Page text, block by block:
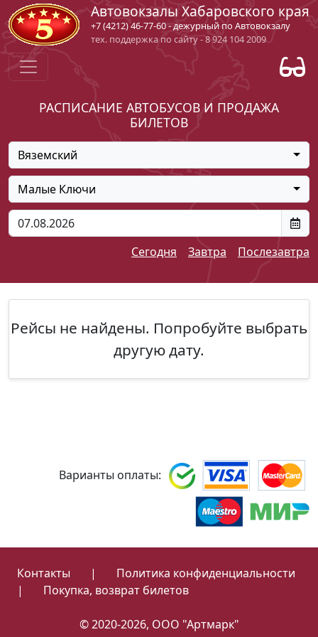
Автовокзалы Хабаровского края
+7 (4212) 46-77-60 - дежурный по Автовокзалу
тех. поддержка по сайту - 8 924 104 2009
РАСПИСАНИЕ АВТОБУСОВ И ПРОДАЖА
БИЛЕТОВ
Вяземский
Малые Ключи
Сегодня Завтра Послезавтра
Рейсы не найдены. Попробуйте выбрать
другую дату.
Варианты оплаты:
Контакты |
Политика конфиденциальности
|
Покупка, возврат билетов
© 2020-2026, ООО "Артмарк"